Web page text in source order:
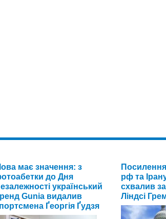
має значення: з
до Дня
український
Gunia видалив
Ґеоргія Ґудзя
рф та
схвалив
Ліндсі